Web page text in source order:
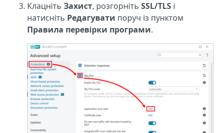
Клацніть Захист, розгорніть SSL/TLS і
натисніть Редагувати поруч із пунктом
Правила перевірки програми.